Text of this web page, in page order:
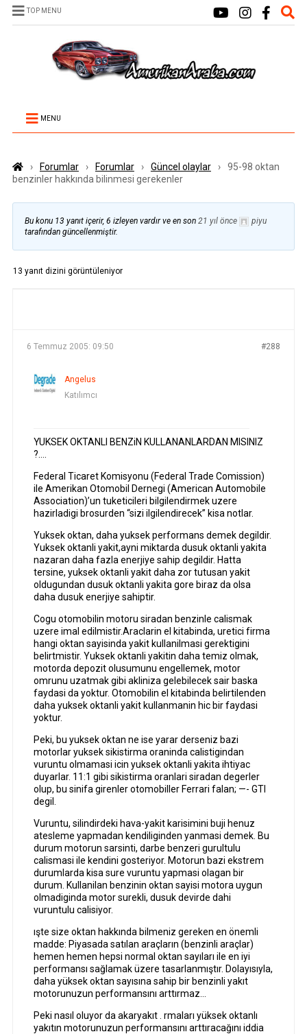
TOP MENU
MENU
› Forumlar › Forumlar › Güncel olaylar ›
95-98 oktan
benzinler hakkında bilinmesi gerekenler
Bu konu 13 yanıt içerir, 6 izleyen vardır ve en son 21 yıl önce
piyu
tarafından güncellenmiştir.
13 yanıt dizini görüntüleniyor
6 Temmuz 2005: 09:50 #288
Angelus
Katılımcı
YUKSEK OKTANLI BENZiN KULLANANLARDAN MISINIZ
?….
Federal Ticaret Komisyonu (Federal Trade Comission)
ile Amerikan Otomobil Dernegi (American Automobile
Association)’un tuketicileri bilgilendirmek uzere
hazirladigi brosurden “sizi ilgilendirecek” kisa notlar.
Yuksek oktan, daha yuksek performans demek degildir.
Yuksek oktanli yakit,ayni miktarda dusuk oktanli yakita
nazaran daha fazla enerjiye sahip degildir. Hatta
tersine, yuksek oktanli yakit daha zor tutusan yakit
oldugundan dusuk oktanli yakita gore biraz da olsa
daha dusuk enerjiye sahiptir.
Cogu otomobilin motoru siradan benzinle calismak
uzere imal edilmistir.Araclarin el kitabinda, uretici firma
hangi oktan sayisinda yakit kullanilmasi gerektigini
belirtmistir. Yuksek oktanli yakitin daha temiz olmak,
motorda depozit olusumunu engellemek, motor
omrunu uzatmak gibi akliniza gelebilecek sair baska
faydasi da yoktur. Otomobilin el kitabinda belirtilenden
daha yuksek oktanli yakit kullanmanin hic bir faydasi
yoktur.
Peki, bu yuksek oktan ne ise yarar derseniz bazi
motorlar yuksek sikistirma oraninda calistigindan
vuruntu olmamasi icin yuksek oktanli yakita ihtiyac
duyarlar. 11:1 gibi sikistirma oranlari siradan degerler
olup, bu sinifa girenler otomobiller Ferrari falan; —- GTI
degil.
Vuruntu, silindirdeki hava-yakit karisimini buji henuz
atesleme yapmadan kendiliginden yanmasi demek. Bu
durum motorun sarsinti, darbe benzeri gurultulu
calismasi ile kendini gosteriyor. Motorun bazi ekstrem
durumlarda kisa sure vuruntu yapmasi olagan bir
durum. Kullanilan benzinin oktan sayisi motora uygun
olmadiginda motor surekli, dusuk devirde dahi
vuruntulu calisiyor.
ışte size oktan hakkında bilmeniz gereken en önemli
madde: Piyasada satılan araçların (benzinli araçlar)
hemen hemen hepsi normal oktan sayıları ile en iyi
performansı sağlamak üzere tasarlanmıştır. Dolayısıyla,
daha yüksek oktan sayısına sahip bir benzinli yakıt
motorunuzun performansını arttırmaz…
Peki nasıl oluyor da akaryakıt . rmaları yüksek oktanlı
yakıtın motorunuzun performansını arttıracağını iddia